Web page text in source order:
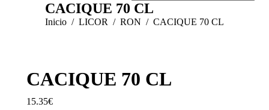
CACIQUE 70 CL
Estás aquí:
Inicio LICOR RON CACIQUE 70 CL
CACIQUE 70 CL
15.35€